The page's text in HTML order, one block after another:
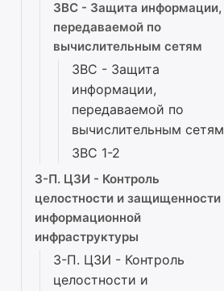
ЗВС - Защита информации,
передаваемой по
вычислительным сетям
ЗВС - Защита
информации,
передаваемой по
вычислительным сетям
ЗВС 1-2
3-П. ЦЗИ - Контроль
целостности и защищенности
информационной
инфраструктуры
3-П. ЦЗИ - Контроль
целостности и